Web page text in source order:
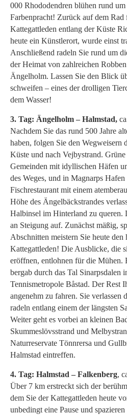
000 Rhododendren blühen rund
Farbenpracht! Zurück auf dem Rad
Kattegattleden entlang der Küste
heute ein Künstlerort, wurde einst
Anschließend radeln Sie rund um
der Heimat von zahlreichen
Ängelholm. Lassen Sie den Blick
schweifen – eines der drolligen
dem Wasser!
3. Tag: Ängelholm – Halmstad,
Nachdem Sie das rund 500 Jahre
haben, folgen Sie den Wegweisern
Küste und nach Vejbystrand.
Gemeinden mit idyllischen Häfen
des Weges, und in Magnarps
Fischrestaurant mit einem
Höhe des Ängelbäckstrandes
Halbinsel im Hinterland zu queren.
an Steigung auf. Zunächst mäßig,
Abschnitten meistern Sie heute
Kattegattleden! Die Ausblicke, die
eröffnen, entlohnen für die Mühen.
bergab durch das Tal Sinarpsdalen
Tennismetropole Båstad. Der Rest
angenehm zu fahren. Sie verlassen
radeln entlang einem der längsten
Weiter geht es vorbei an kleinen
Skummeslövsstrand und
Naturreservate Tönnrersa und
Halmstad eintreffen.
4. Tag: Halmstad – Falkenberg,
Über 7 km erstreckt sich der
dem Sie der Kattegattleden heute
unbedingt eine Pause und